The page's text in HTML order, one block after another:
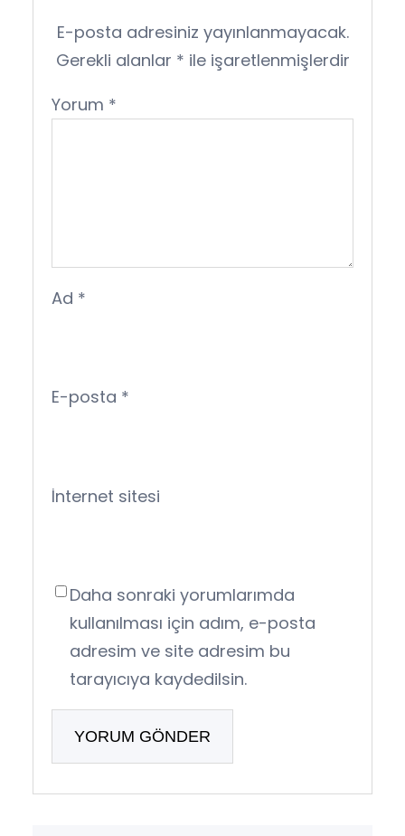
E-posta adresiniz yayınlanmayacak.
Gerekli alanlar * ile işaretlenmişlerdir
Yorum *
Ad *
E-posta *
İnternet sitesi
Daha sonraki yorumlarımda
kullanılması için adım, e-posta
adresim ve site adresim bu
tarayıcıya kaydedilsin.